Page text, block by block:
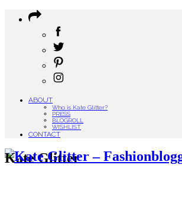
ABOUT
Who is Kate Glitter?
PRESS
BLOGROLL
WISHLIST
CONTACT
Kate Glitter